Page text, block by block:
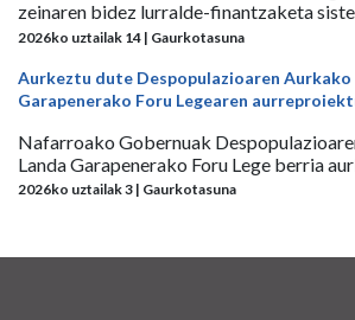
zeinaren bidez lurralde-finantzaketa
2026ko uztailak 14 | Gaurkotasuna
Aurkeztu dute Despopulazioaren Aurkako
Garapenerako Foru Legearen
Nafarroako Gobernuak
Landa Garapenerako Foru Lege berria
2026ko uztailak 3 | Gaurkotasuna